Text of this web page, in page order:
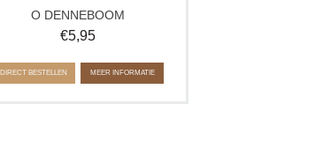
O DENNEBOOM
€5,95
DIRECT BESTELLEN MEER INFORMATIE